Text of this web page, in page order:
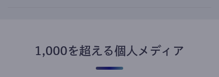
1,000を超える個人メディア